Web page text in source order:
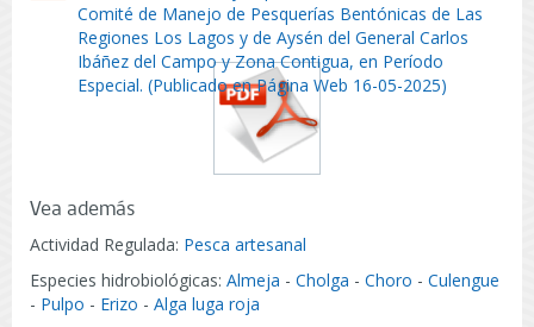
Comité de Manejo de Pesquerías Bentónicas de Las
Regiones Los Lagos y de Aysén del General Carlos
Ibáñez del Campo y Zona Contigua, en Período
Especial. (Publicado en Página Web 16-05-2025)
Vea además
Actividad Regulada: Pesca artesanal
Especies hidrobiológicas: Almeja - Cholga - Choro - Culengue
- Pulpo - Erizo - Alga luga roja